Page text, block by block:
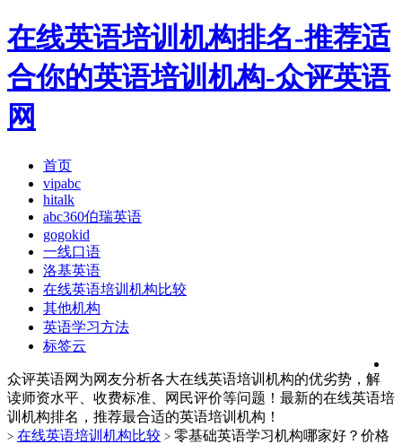
在线英语培训机构排名-推荐适
合你的英语培训机构-众评英语
网
首页
vipabc
hitalk
abc360伯瑞英语
gogokid
一线口语
洛基英语
在线英语培训机构比较
其他机构
英语学习方法
标签云
众评英语网为网友分析各大在线英语培训机构的优劣势，解
读师资水平、收费标准、网民评价等问题！最新的在线英语培
训机构排名，推荐最合适的英语培训机构！
> 在线英语培训机构比较 > 零基础英语学习机构哪家好？价格